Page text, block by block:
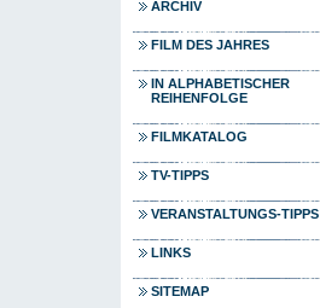
ARCHIV
FILM DES JAHRES
IN ALPHABETISCHER
REIHENFOLGE
FILMKATALOG
TV-TIPPS
VERANSTALTUNGS-TIPPS
LINKS
SITEMAP